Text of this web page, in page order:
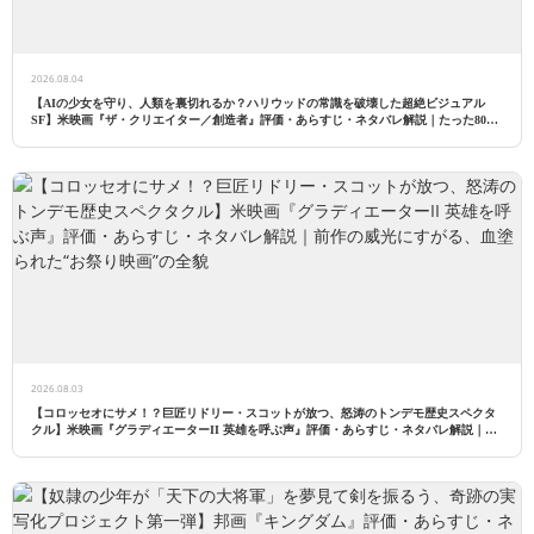
2026.08.04
【AIの少女を守り、人類を裏切れるか？ハリウッドの常識を破壊した超絶ビジュアル
SF】米映画『ザ・クリエイター／創造者』評価・あらすじ・ネタバレ解説｜たった8000
2026.08.03
【コロッセオにサメ！？巨匠リドリー・スコットが放つ、怒涛のトンデモ歴史スペクタ
クル】米映画『グラディエーターII 英雄を呼ぶ声』評価・あらすじ・ネタバレ解説｜前